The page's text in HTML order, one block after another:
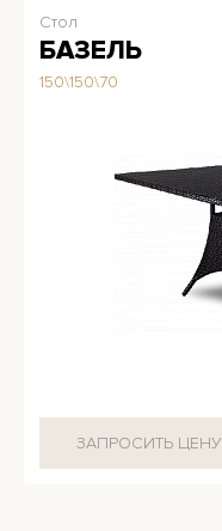
ЗАПРОСИТЬ ЦЕНУ
Стол
БАЗЕЛЬ
150\150\70